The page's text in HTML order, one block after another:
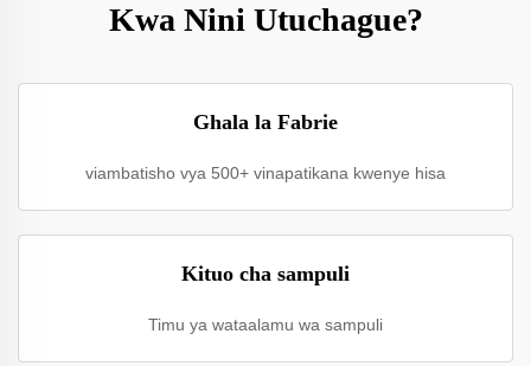
Kwa Nini Utuchague?
Ghala la Fabrie
viambatisho vya 500+ vinapatikana kwenye hisa
Kituo cha sampuli
Timu ya wataalamu wa sampuli